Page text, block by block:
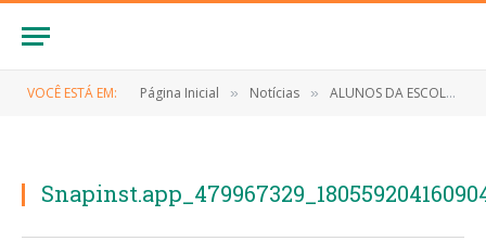
VOCÊ ESTÁ EM: Página Inicial » Notícias » ALUNOS DA ESCOLA INTEGRAL ISIDORO PIRES MONTELES PARTICIPARAM DO TORNEIO SESI DE ROBÓTICA EM SÃO LUIS-MA